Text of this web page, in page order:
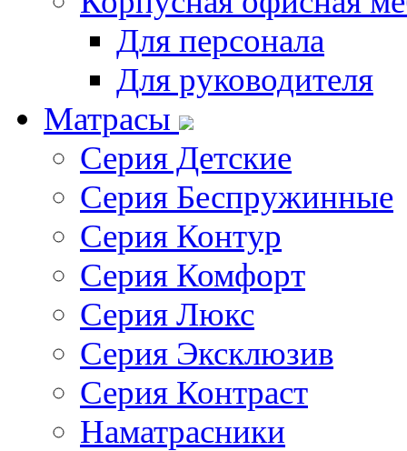
Для персонала
Для руководителя
Матрасы
Серия Детские
Серия Беспружинные
Серия Контур
Серия Комфорт
Серия Люкс
Серия Эксклюзив
Серия Контраст
Наматрасники